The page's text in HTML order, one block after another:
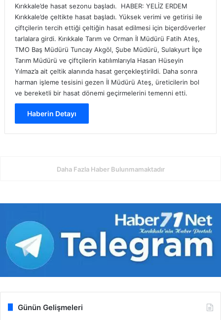
Kırıkkale’de hasat sezonu başladı. HABER: YELİZ ERDEM
Kırıkkale’de çeltikte hasat başladı. Yüksek verimi ve getirisi ile
çiftçilerin tercih ettiği çeltiğin hasat edilmesi için biçerdöverler
tarlalara girdi. Kırıkkale Tarım ve Orman İl Müdürü Fatih Ateş,
TMO Baş Müdürü Tuncay Akgöl, Şube Müdürü, Sulakyurt İlçe
Tarım Müdürü ve çiftçilerin katılımlarıyla Hasan Hüseyin
Yılmaz’a ait çeltik alanında hasat gerçekleştirildi. Daha sonra
harman işleme tesisini gezen İl Müdürü Ateş, üreticilerin bol
ve bereketli bir hasat dönemi geçirmelerini temenni etti.
Haberin Detayı
Daha Fazla Haber Bulunmamaktadır
Günün Gelişmeleri